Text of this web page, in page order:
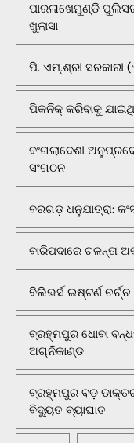
ପାରଳାଖେମୁଣ୍ଡି
ଖୁଲାସା
ପି. ଏମ୍.ଶ୍ରୀ ସରକାରୀ
ପିକନିକ୍‌ କରିବାକୁ
ବଂଗଲାଦେଶୀ
ସଂଗଠନ
ବରଗଡ଼ ଧନୁଯାତ୍ରା:
ବାରିପଦାରେ ଚଳନ୍ତା
ବିଲିଭର୍ସ ଇଷ୍ଟର୍ଣ
ବ୍ରହ୍ମପୁର ଧୋବା
ଅଗ୍ନିକାଣ୍ଡ
ବ୍ରହ୍ମପୁର ବଡ଼
ବିଦ୍ୟୁତ ବ୍ୟାଘାତ